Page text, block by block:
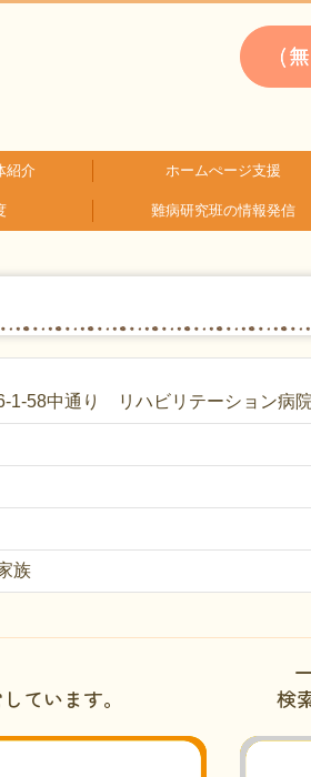
紹介 ホームぺージ支援
仮お申込み
支援中ホームページ一例
難病研究班の情報発信
1-58中通り リハビリテーション病
族
ています。
検